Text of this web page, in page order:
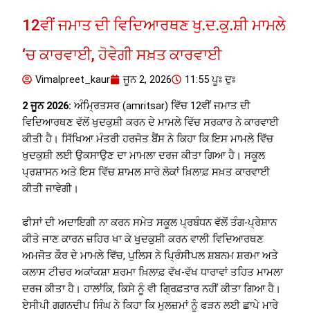
12ਵੀਂ ਜਮਾਤ ਦੀ ਵਿਦਿਆਰਥਣ ਖੁ.ਦ.ਕੁ.ਸ਼ੀ ਮਾਮਲੇ
‘ਚ ਕਾਰਵਾਈ, ਹੋਵੇਗੀ ਸਖ਼ਤ ਕਾਰਵਾਈ
Vimalpreet_kaur ਜੂਨ 2, 2026 11:55 ਪੂਃ ਦੁਃ
2 ਜੂਨ 2026: ਅੰਮ੍ਰਿਤਸਰ (amritsar) ਵਿੱਚ 12ਵੀਂ ਜਮਾਤ ਦੀ
ਵਿਦਿਆਰਥਣ ਵੱਲੋਂ ਖੁਦਕੁਸ਼ੀ ਕਰਨ ਦੇ ਮਾਮਲੇ ਵਿੱਚ ਸਰਕਾਰ ਨੇ ਕਾਰਵਾਈ
ਕੀਤੀ ਹੈ। ਸਿੱਖਿਆ ਮੰਤਰੀ ਹਰਜੋਤ ਬੈਂਸ ਨੇ ਕਿਹਾ ਕਿ ਇਸ ਮਾਮਲੇ ਵਿੱਚ
ਖੁਦਕੁਸ਼ੀ ਲਈ ਉਕਸਾਉਣ ਦਾ ਮਾਮਲਾ ਦਰਜ ਕੀਤਾ ਗਿਆ ਹੈ। ਸਕੂਲ
ਪ੍ਰਸ਼ਾਸਨ ਅਤੇ ਇਸ ਵਿੱਚ ਸ਼ਾਮਲ ਸਾਰੇ ਲੋਕਾਂ ਖ਼ਿਲਾਫ਼ ਸਖ਼ਤ ਕਾਰਵਾਈ
ਕੀਤੀ ਜਾਵੇਗੀ।
ਫੀਸਾਂ ਦੀ ਅਦਾਇਗੀ ਨਾ ਕਰਨ ਸਮੇਤ ਸਕੂਲ ਪ੍ਰਬੰਧਨ ਵੱਲੋਂ ਤੰਗ-ਪ੍ਰੇਸ਼ਾਨ
ਕੀਤੇ ਜਾਣ ਕਾਰਨ ਜ਼ਹਿਰ ਖਾ ਕੇ ਖੁਦਕੁਸ਼ੀ ਕਰਨ ਵਾਲੀ ਵਿਦਿਆਰਥਣ
ਅਮਜੋਤ ਕੌਰ ਦੇ ਮਾਮਲੇ ਵਿੱਚ, ਪੁਲਿਸ ਨੇ ਪ੍ਰਿੰਸੀਪਲ ਸ਼ਬਨਮ ਸ਼ਰਮਾ ਅਤੇ
ਕਲਾਸ ਟੀਚਰ ਅਕਾਂਕਸ਼ਾ ਸ਼ਰਮਾ ਖ਼ਿਲਾਫ਼ ਵੱਖ-ਵੱਖ ਧਾਰਾਵਾਂ ਤਹਿਤ ਮਾਮਲਾ
ਦਰਜ ਕੀਤਾ ਹੈ। ਹਾਲਾਂਕਿ, ਕਿਸੇ ਨੂੰ ਵੀ ਗ੍ਰਿਫ਼ਤਾਰ ਨਹੀਂ ਕੀਤਾ ਗਿਆ ਹੈ।
ਏਸੀਪੀ ਗਗਨਦੀਪ ਸਿੰਘ ਨੇ ਕਿਹਾ ਕਿ ਮੁਲਜ਼ਮਾਂ ਨੂੰ ਫੜਨ ਲਈ ਛਾਪੇ ਮਾਰੇ